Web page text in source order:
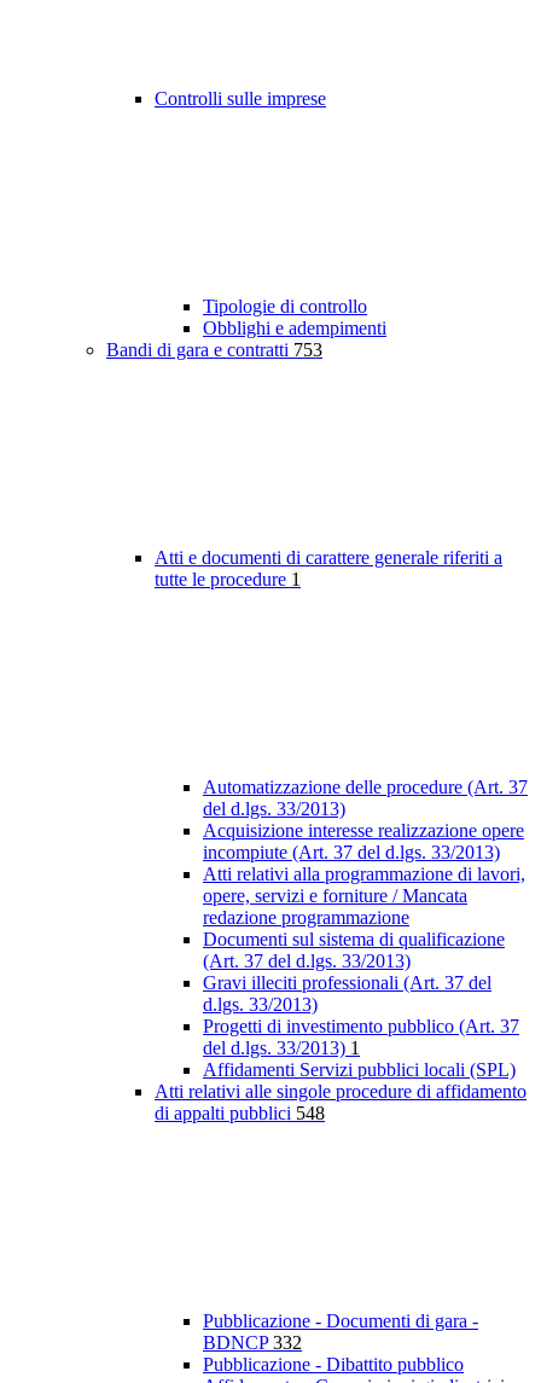
Controlli sulle imprese
Tipologie di controllo
Obblighi e adempimenti
Bandi di gara e contratti 753
Atti e documenti di carattere generale riferiti a
tutte le procedure 1
Automatizzazione delle procedure (Art. 37
del d.lgs. 33/2013)
Acquisizione interesse realizzazione opere
incompiute (Art. 37 del d.lgs. 33/2013)
Atti relativi alla programmazione di lavori,
opere, servizi e forniture / Mancata
redazione programmazione
Documenti sul sistema di qualificazione
(Art. 37 del d.lgs. 33/2013)
Gravi illeciti professionali (Art. 37 del
d.lgs. 33/2013)
Progetti di investimento pubblico (Art. 37
del d.lgs. 33/2013) 1
Affidamenti Servizi pubblici locali (SPL)
Atti relativi alle singole procedure di affidamento
di appalti pubblici 548
Pubblicazione - Documenti di gara -
BDNCP332
Pubblicazione - Dibattito pubblico